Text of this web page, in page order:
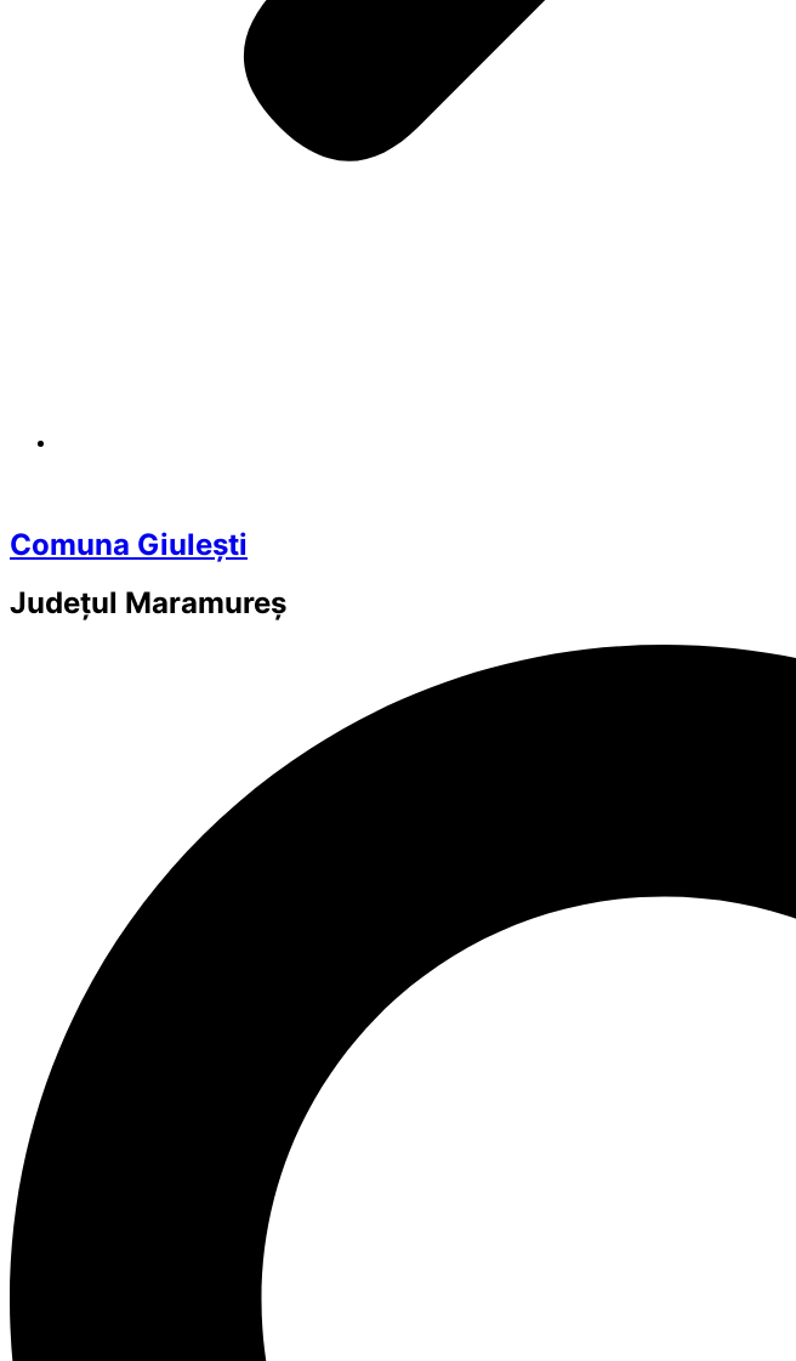
Comuna Giulești
Județul Maramureș